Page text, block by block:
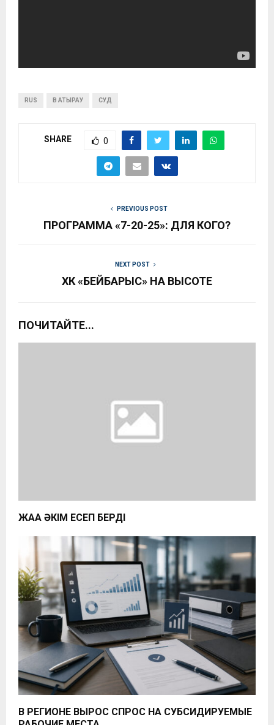
RUS В АТЫРАУ СУД
SHARE 0
PREVIOUS POST
ПРОГРАММА «7-20-25»: ДЛЯ КОГО?
NEXT POST
ХК «БЕЙБАРЫС» НА ВЫСОТЕ
ПОЧИТАЙТЕ...
ЖАҢА ӘКІМ ЕСЕП БЕРДІ
В РЕГИОНЕ ВЫРОС СПРОС НА СУБСИДИРУЕМЫЕ